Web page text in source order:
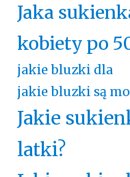
Jaka
kobiety po
jakie bluzki dla
jakie bluzki są
Jakie
latki?